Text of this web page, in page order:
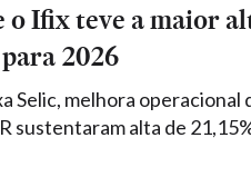
Ifix teve a maior
2026
Selic, melhora operacional
sustentaram alta de